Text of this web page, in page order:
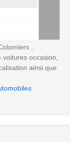
,
occasion,
ainsi que